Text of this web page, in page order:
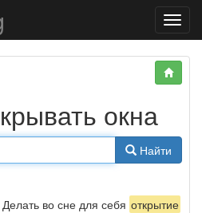
окна
Найти
во сне для себя открытие